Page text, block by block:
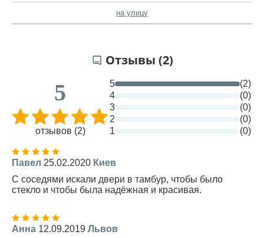
на улицу
Отзывы (2)
5
отзывов (2)
5
(2)
4
(0)
3
(0)
2
(0)
1
(0)
Павел 25.02.2020 Киев
С соседями искали двери в тамбур, чтобы было
стекло и чтобы была надёжная и красивая.
Анна 12.09.2019 Львов